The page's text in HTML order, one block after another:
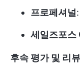
프로페셔널
세일즈포스
후속 평가 및 리뷰